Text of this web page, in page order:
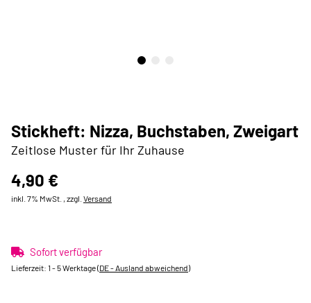
Stickheft: Nizza, Buchstaben, Zweigart
Zeitlose Muster für Ihr Zuhause
4,90 €
inkl. 7% MwSt. , zzgl. Versand
Sofort verfügbar
Lieferzeit: 1 - 5 Werktage(DE - Ausland abweichend)